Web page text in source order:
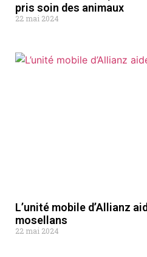
pris soin des animaux
22 mai 2024
L’unité mobile d’Allianz
mosellans
22 mai 2024